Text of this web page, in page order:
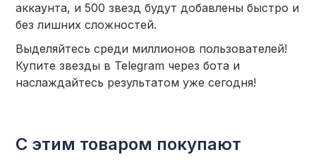
аккаунта, и 500 звезд будут добавлены быстро и
без лишних сложностей.
Выделяйтесь среди миллионов пользователей!
Купите звезды в Telegram через бота и
наслаждайтесь результатом уже сегодня!
С этим товаром покупают